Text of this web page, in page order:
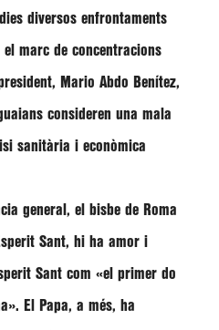
diversos enfrontaments
marc de concentracions
Mario Abdo Benítez,
consideren una mala
sanitària i econòmica
general, el bisbe de Roma
Sant, hi ha amor i
Sant com «el primer do
. El Papa, a més, ha